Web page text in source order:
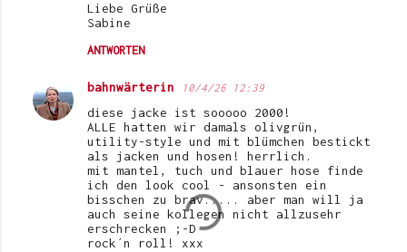
Liebe Grüße
Sabine
ANTWORTEN
bahnwärterin 10/4/26 12:39
diese jacke ist sooooo 2000!
ALLE hatten wir damals olivgrün,
utility-style und mit blümchen bestickt
als jacken und hosen! herrlich.
mit mantel, tuch und blauer hose finde
ich den look cool - ansonsten ein
bisschen zu brav..... aber man will ja
auch seine kollegen nicht allzusehr
erschrecken ;-D
rock´n roll! xxx